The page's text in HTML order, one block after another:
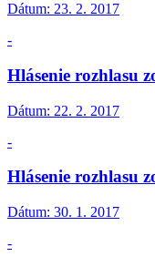
Dátum: 23. 2. 2017
-
Hlásenie rozhlasu
Dátum: 22. 2. 2017
-
Hlásenie rozhlasu
Dátum: 30. 1. 2017
-